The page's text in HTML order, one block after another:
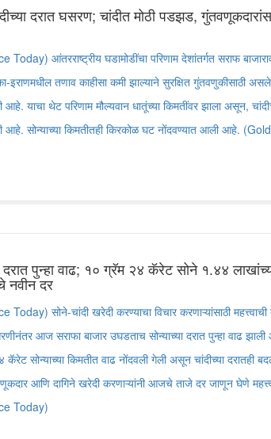
दरात घसरण; चांदीत मोठी पडझड,
Today) आंतरराष्ट्रीय घडामोडींचा परिणाम देशांतर्गत सराफ
इराणमधील तणाव काहीसा कमी झाल्याने सुरक्षित गुंतवणुकीसाठी
आहे. याचा थेट परिणाम मौल्यवान धातूंच्या किमतींवर झाला असून,
आहे. सोन्याच्या किमतीतही किरकोळ घट नोंदवण्यात आली आहे.
दरात पुन्हा वाढ; १० ग्रॅम २४ कॅरेट सोने १.४४
नवीन दर
Today) सोने-चांदी खरेदी करण्याचा विचार करणाऱ्यांसाठी
आज सराफा बाजार उघडताच सोन्याच्या दरात पुन्हा वाढ
कॅरेट सोन्याच्या किमतीत वाढ नोंदवली गेली असून चांदीच्या दरातही
आणि दागिने खरेदी करणाऱ्यांनी आजचे ताजे दर जाणून घेणे
Today)